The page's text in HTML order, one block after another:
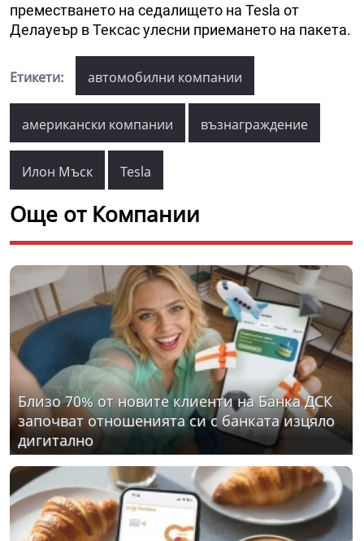
преместването на седалището на Tesla от
Делауеър в Тексас улесни приемането на пакета.
Етикети: автомобилни компании
американски компании възнаграждение
Илон Мъск Tesla
Още от Компании
Близо 70% от новите клиенти на Банка ДСК
започват отношенията си с банката изцяло
дигитално